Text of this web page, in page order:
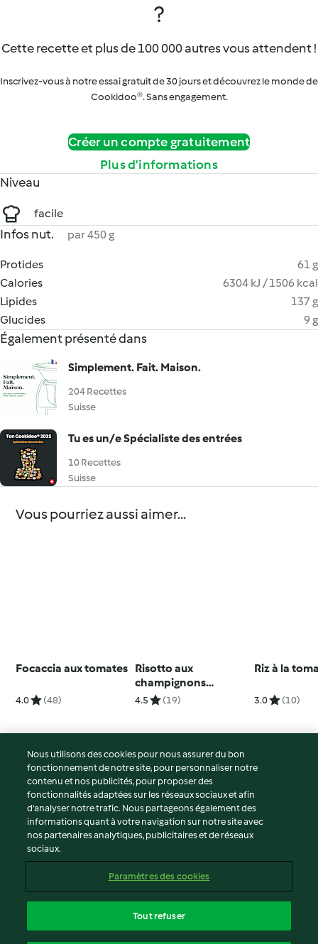
?
Cette recette et plus de 100 000 autres vous attendent !
Inscrivez-vous à notre essai gratuit de 30 jours et découvrez le monde de
Cookidoo®. Sans engagement.
Créer un compte gratuitement
Plus d’informations
Niveau
facile
Infos nut. par 450 g
Protides
61 g
Calories
6304 kJ / 1506 kcal
Lipides
137 g
Glucides
9 g
Également présenté dans
Simplement. Fait. Maison.
204 Recettes
Suisse
Tu es un/e Spécialiste des entrées
10 Recettes
Suisse
Vous pourriez aussi aimer...
Focaccia aux tomates
4.0 (48)
Risotto aux
champignons
accompagnés d'une
4.5 (19)
Riz à la
3.0 (10)
© Copyright 2026
Conditions d'utilisation
Politique de confidentialité
Non-responsabilité
Mentions légales
Contenu du rapport
Déclaration d'accessibilité
Nous utilisons des cookies pour nous assurer du bon
fonctionnement de notre site, pour personnaliser notre
contenu et nos publicités, pour proposer des
fonctionnalités adaptées sur les réseaux sociaux et afin
d’analyser notre trafic. Nous partageons également des
informations quant à votre navigation sur notre site avec
nos partenaires analytiques, publicitaires et de réseaux
sociaux.
Paramètres des cookies
Tout refuser